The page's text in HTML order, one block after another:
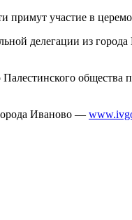
примут участие в
делегации из
Иваново —